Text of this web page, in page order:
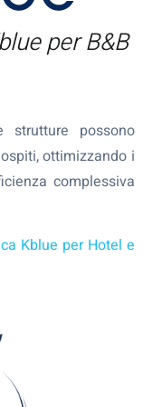
per B&B
strutture possono
ottimizzando i
complessiva
Kblue per Hotel e